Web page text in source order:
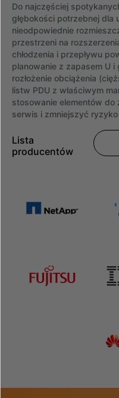
Do najczęściej
głębokości potrzebnej dla
nieodpowiednie
przestrzeni na
chłodzenia i przepływu
planowanie z zapasem U i
rozłożenie obciążenia
listw PDU z właściwym
stosowanie elementów do
serwis i zmniejszyć
Lista
producentów